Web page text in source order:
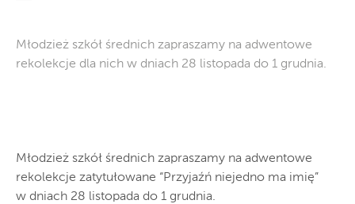
Młodzież szkół średnich zapraszamy na adwentowe
rekolekcje dla nich w dniach 28 listopada do 1 grudnia.
Młodzież szkół średnich zapraszamy na adwentowe
rekolekcje zatytułowane “Przyjaźń niejedno ma imię”
w dniach 28 listopada do 1 grudnia.